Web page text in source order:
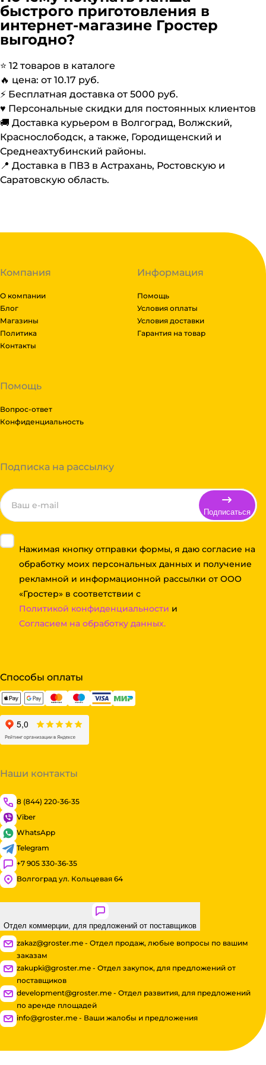
быстрого приготовления в
интернет-магазине Гростер
выгодно?
⭐️ 12 товаров в каталоге
🔥 цена: от 10.17 руб.
⚡️ Бесплатная доставка от 5000 руб.
♥️ Персональные скидки для постоянных клиентов
🚚 Доставка курьером в Волгоград, Волжский,
Краснослободск, а также, Городищенский и
Среднеахтубинский районы.
📍 Доставка в ПВЗ в Астрахань, Ростовскую и
Саратовскую область.
Компания
О компании
Блог
Магазины
Политика
Контакты
Информация
Помощь
Условия оплаты
Условия доставки
Гарантия на товар
Помощь
Вопрос-ответ
Конфиденциальность
Подписка на рассылку
Подписаться
Нажимая кнопку отправки формы, я даю согласие на
обработку моих персональных данных и получение
рекламной и информационной рассылки от ООО
«Гростер» в соответствии с
Политикой конфиденциальности и
Согласием на обработку данных.
Способы оплаты
Наши контакты
8 (844) 220-36-35
Viber
WhatsApp
Telegram
+7 905 330-36-35
Волгоград ул. Кольцевая 64
Отдел коммерции, для предложений от поставщиков
zakaz@groster.me - Отдел продаж, любые вопросы по вашим
заказам
zakupki@groster.me - Отдел закупок, для предложений от
поставщиков
development@groster.me - Отдел развития, для предложений
по аренде площадей
info@groster.me - Ваши жалобы и предложения